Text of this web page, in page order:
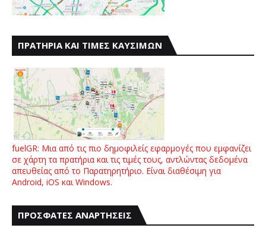
ΠΡΑΤΗΡΙΑ ΚΑΙ ΤΙΜΕΣ ΚΑΥΣΙΜΩΝ
fuelGR: Μια από τις πιο δημοφιλείς εφαρμογές που εμφανίζει
σε χάρτη τα πρατήρια και τις τιμές τους, αντλώντας δεδομένα
απευθείας από το Παρατηρητήριο. Είναι διαθέσιμη για
Android, iOS και Windows.
ΠΡΟΣΦΑΤΕΣ ΑΝΑΡΤΗΣΕΙΣ